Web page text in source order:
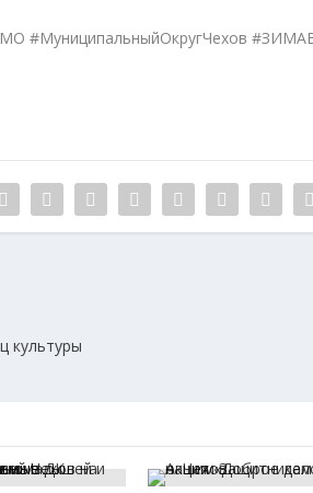
#МуниципальныйОкругЧехов
культуры